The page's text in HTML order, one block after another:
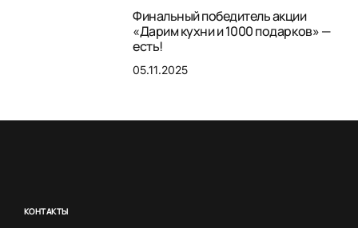
Финальный победитель акции
«Дарим кухни и 1000 подарков» —
есть!
05.11.2025
КОНТАКТЫ